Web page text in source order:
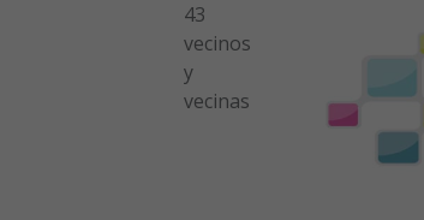
43
vecinos
y
vecinas